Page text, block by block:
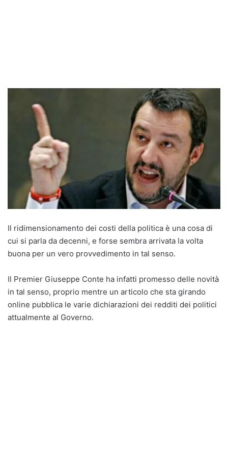
Il ridimensionamento dei costi della politica è una cosa di
cui si parla da decenni, e forse sembra arrivata la volta
buona per un vero provvedimento in tal senso.
Il Premier Giuseppe Conte ha infatti promesso delle novità
in tal senso, proprio mentre un articolo che sta girando
online pubblica le varie dichiarazioni dei redditi dei politici
attualmente al Governo.